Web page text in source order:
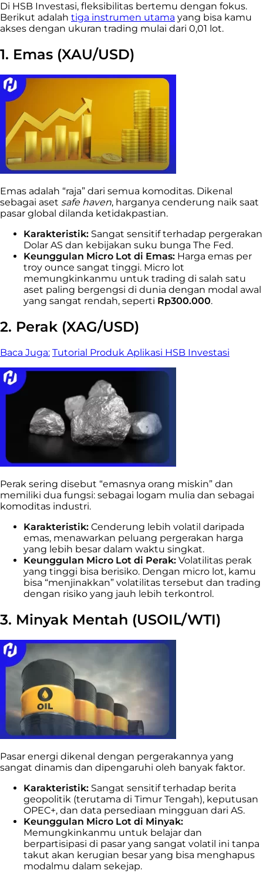
Di HSB Investasi, fleksibilitas bertemu dengan fokus.
Berikut adalah tiga instrumen utama yang bisa kamu
akses dengan ukuran trading mulai dari 0,01 lot.
1. Emas (XAU/USD)
Emas adalah “raja” dari semua komoditas. Dikenal
sebagai aset safe haven, harganya cenderung naik saat
pasar global dilanda ketidakpastian.
Karakteristik: Sangat sensitif terhadap pergerakan
Dolar AS dan kebijakan suku bunga The Fed.
Keunggulan Micro Lot di Emas: Harga emas per
troy ounce sangat tinggi. Micro lot
memungkinkanmu untuk trading di salah satu
aset paling bergengsi di dunia dengan modal awal
yang sangat rendah, seperti Rp300.000.
2. Perak (XAG/USD)
Baca Juga: Tutorial Produk Aplikasi HSB Investasi
Perak sering disebut “emasnya orang miskin” dan
memiliki dua fungsi: sebagai logam mulia dan sebagai
komoditas industri.
Karakteristik: Cenderung lebih volatil daripada
emas, menawarkan peluang pergerakan harga
yang lebih besar dalam waktu singkat.
Keunggulan Micro Lot di Perak: Volatilitas perak
yang tinggi bisa berisiko. Dengan micro lot, kamu
bisa “menjinakkan” volatilitas tersebut dan trading
dengan risiko yang jauh lebih terkontrol.
3. Minyak Mentah (USOIL/WTI)
Pasar energi dikenal dengan pergerakannya yang
sangat dinamis dan dipengaruhi oleh banyak faktor.
Karakteristik: Sangat sensitif terhadap berita
geopolitik (terutama di Timur Tengah), keputusan
OPEC+, dan data persediaan mingguan dari AS.
Keunggulan Micro Lot di Minyak:
Memungkinkanmu untuk belajar dan
berpartisipasi di pasar yang sangat volatil ini tanpa
takut akan kerugian besar yang bisa menghapus
modalmu dalam sekejap.